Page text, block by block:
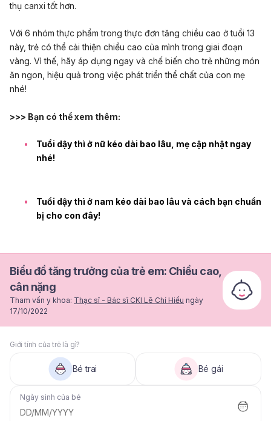
thụ canxi tốt hơn.
Với 6 nhóm thực phẩm trong thực đơn tăng chiều cao ở tuổi 13
này, trẻ có thể cải thiện chiều cao của mình trong giai đoạn
vàng. Vì thế, hãy áp dụng ngay và chế biến cho trẻ những món
ăn ngon, hiệu quả trong việc phát triển thể chất của con mẹ
nhé!
>>> Bạn có thể xem thêm:
Tuổi dậy thì ở nữ kéo dài bao lâu, mẹ cập nhật ngay
nhé!
Tuổi dậy thì ở nam kéo dài bao lâu và cách bạn chuẩn
bị cho con đây!
Biểu đồ tăng trưởng của trẻ em: Chiều cao,
cân nặng
Tham vấn y khoa: Thạc sĩ - Bác sĩ CKI Lê Chí Hiếu ngày
17/10/2022
Giới tính của trẻ là gì?
Bé trai Bé gái
Ngày sinh của bé
DD/MM/YYYY